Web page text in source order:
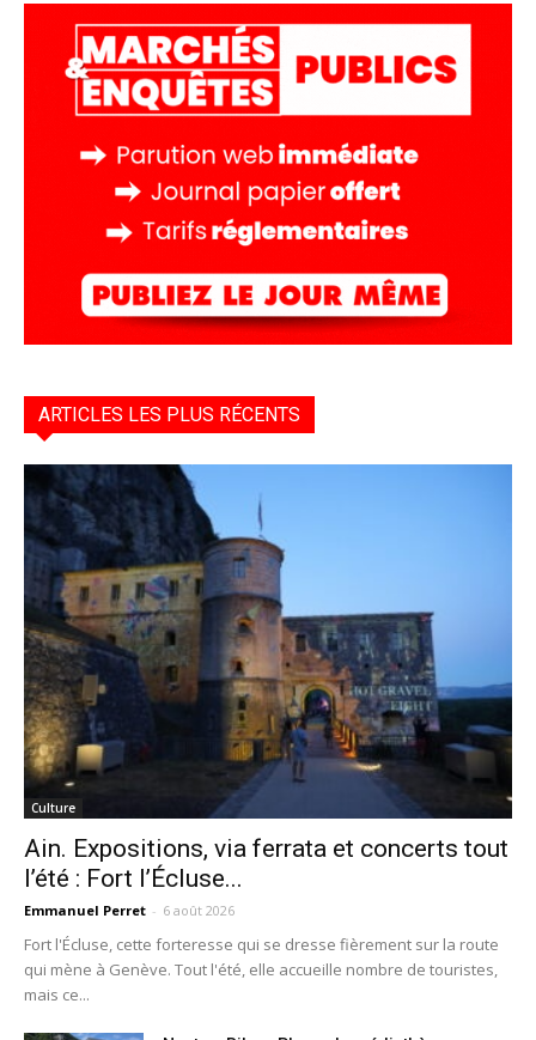
ARTICLES LES PLUS RÉCENTS
Culture
Ain. Expositions, via ferrata et concerts tout
l’été : Fort l’Écluse...
Emmanuel Perret - 6 août 2026
Fort l'Écluse, cette forteresse qui se dresse fièrement sur la route
qui mène à Genève. Tout l'été, elle accueille nombre de touristes,
mais ce...